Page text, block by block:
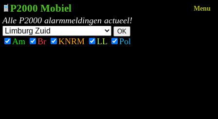
P2000 Mobiel Menu
Alle P2000 alarmmeldingen actueel!
Am Br KNRM LL Pol